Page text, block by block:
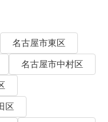
名古屋市東区
名古屋市中村区
区